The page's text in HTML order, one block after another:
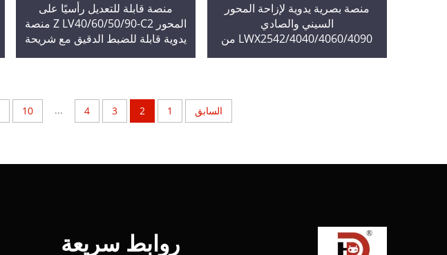
منصة بصرية يدوية لإزاحة المحور
السيني والصادي
LWX2542/4040/4060/4090 من
منصة قابلة للتعديل رأسيًا على
المحور Z LV40/60/50/90-C2 منصة
يدوية قابلة للضبط الدقيق مع شريحة
السابق 1
2
3
4
...
10
روابط سريعة